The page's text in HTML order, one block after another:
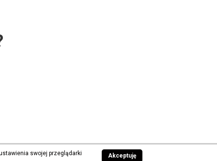
swojej przeglądarki Akceptuję